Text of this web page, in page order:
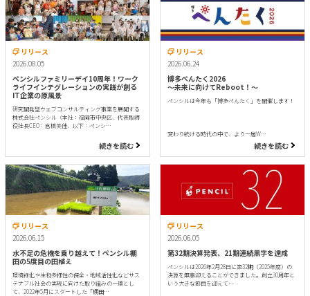
リリース
2026.08.05
ペンシルファミリーデイ10周年！ワーク
ライフインテグレーションの実践が創る
IT企業の原風景
研究開発型ウェブコンサルティング事業を展開する
株式会社ペンシル（本社：福岡市中央区、代表取締
役社長CEO：倉橋美佳、以下：ペンシ…
続きを読む
リリース
2026.06.24
博多ぺんたく2026
〜未来に向けてReboot！〜
ペンシルは今年も「博多ぺんたく」を開催します！
変わり続ける時代の中で、より一層W…
続きを読む
リリース
2026.06.15
水不足の危機を乗り越えて！ペンシル棚
田の5度目の田植え
環境緑化や生物多様性の保全・地域活性化などサス
テナブル社会の実現に向けた取り組みの一環とし
て、2022年5月にスタートした「棚田…
リリース
2026.06.05
第32期決算発表、21期連続黒字を達成
ペンシルは2026年2月28日に第32期（2025年度）の
決算を無事迎えることができました。創立30周年と
いう大きな節目を迎えて…